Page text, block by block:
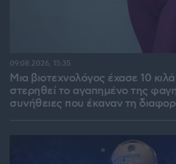
Μια βιοτεχνολόγος έχασε 10
στερηθεί το αγαπημένο της
συνήθειες που έκαναν τη
09.08.2026, 15:35